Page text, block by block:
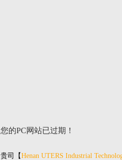
您的PC网站已过期！
贵司 【Henan UTERS Industrial